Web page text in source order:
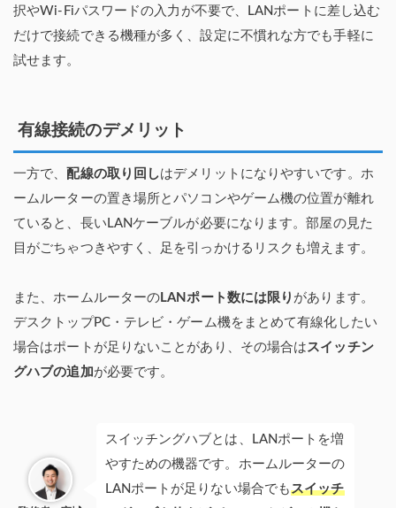
択やWi-Fiパスワードの入力が不要で、LANポートに差し込む
だけで接続できる機種が多く、設定に不慣れな方でも手軽に
試せます。
有線接続のデメリット
一方で、 配線の取り回しはデメリットになりやすいです。ホ
ームルーターの置き場所とパソコンやゲーム機の位置が離れ
ていると、長いLANケーブルが必要になります。部屋の見た
目がごちゃつきやすく、足を引っかけるリスクも増えます。
また、ホームルーターの LANポート数には限り があります。
デスクトップPC・テレビ・ゲーム機をまとめて有線化したい
場合はポートが足りないことがあり、その場合はスイッチン
グハブの追加 が必要です。
スイッチングハブとは、LANポートを増
やすための機器です。ホームルーターの
LANポートが足りない場合でもスイッチ